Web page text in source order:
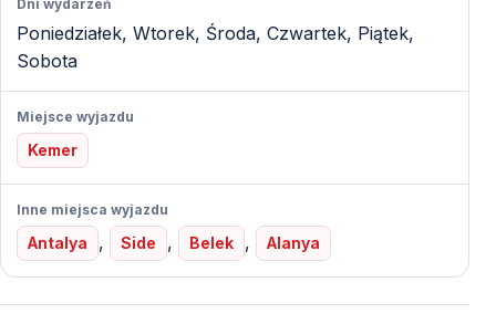
Górskie ścieżki i nierówne nawierzchnie
Kontakt z nietkniętą przyrodą
Gwarancja bezpieczeństwa i komfortu
safari quadami w Kemer. Przed rozpoczęciem jazdy
każdy uczestnik otrzymuje instruktaż dotyczący zasad
bezpieczeństwa oraz obsługi quada.
Dni wydarzeń
Poniedziałek, Wtorek, Środa, Czwartek, Piątek,
Sobota
Miejsce wyjazdu
Kemer
Inne miejsca wyjazdu
Antalya , Side , Belek , Alanya